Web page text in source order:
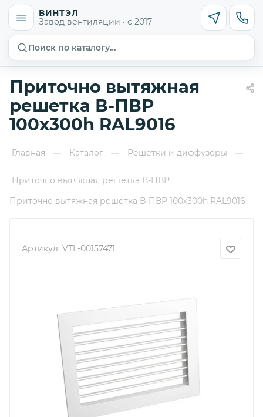
ВИНТЭЛ
Завод вентиляции · с 2017
Поиск по каталогу…
Приточно вытяжная
решетка В-ПВР
100х300h RAL9016
Главная — Каталог — Решетки и диффузоры —
Приточно вытяжная решетка В-ПВР
—
Приточно вытяжная решетка В-ПВР 100х300h RAL9016
Артикул: VTL-00157471